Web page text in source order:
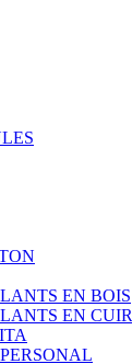
EN BOIS
EN CUIR